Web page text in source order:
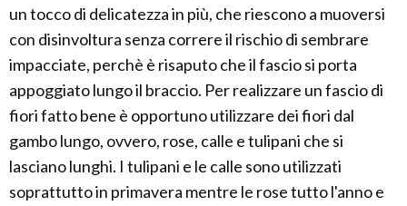
un tocco di delicatezza in più, che riescono a muoversi
con disinvoltura senza correre il rischio di sembrare
impacciate, perchè è risaputo che il fascio si porta
appoggiato lungo il braccio. Per realizzare un fascio di
fiori fatto bene è opportuno utilizzare dei fiori dal
gambo lungo, ovvero, rose, calle e tulipani che si
lasciano lunghi. I tulipani e le calle sono utilizzati
soprattutto in primavera mentre le rose tutto l'anno e